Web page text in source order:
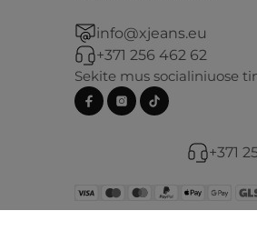
info@xjeans.eu
+371 256 462 62
Sekite mus socialiniuose
+371
© 2026 X Jeans. Visos